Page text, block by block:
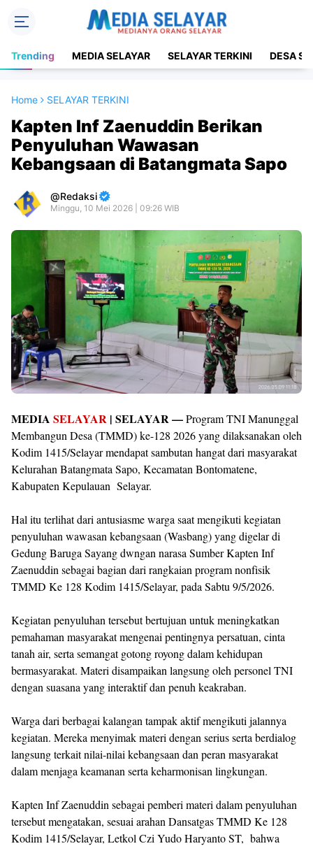
Trending MEDIA SELAYAR SELAYAR TERKINI DESA
Home SELAYAR TERKINI
Kapten Inf Zaenuddin Berikan
Penyuluhan Wawasan
Kebangsaan di Batangmata Sapo
Redaksi
Minggu, 10 Mei 2026 | 09:26 WIB
MEDIA SELAYAR | SELAYAR —Program TNI Manunggal
Membangun Desa (TMMD) ke-128 2026 yang dilaksanakan oleh
Kodim 1415/Selayar mendapat sambutan hangat dari masyarakat
Kelurahan Batangmata Sapo, Kecamatan Bontomatene,
Kabupaten Kepulauan Selayar.
Hal itu terlihat dari antusiasme warga saat mengikuti kegiatan
penyuluhan wawasan kebangsaan (Wasbang) yang digelar di
Gedung Baruga Sayang dwngan narasa Sumber Kapten Inf
Zaenuddin sebagai bagian dari rangkaian program nonfisik
TMMD Ke 128 Kodim 1415/Selayar, pada Sabtu 9/5/2026.
Kegiatan penyuluhan tersebut bertujuan untuk meningkatkan
pemahaman masyarakat mengenai pentingnya persatuan, cinta
tanah air, serta semangat gotong royong dalam kehidupan
bermasyarakat. Materi disampaikan langsung oleh personel TNI
dengan suasana yang interaktif dan penuh keakraban.
Warga dari berbagai kalangan tampak aktif mengikuti jalannya
kegiatan. Mereka menyimak materi dengan serius serta berdialog
langsung terkait nilai-nilai kebangsaan dan peran masyarakat
dalam menjaga keamanan serta keharmonisan lingkungan.
Kapten Inf Zaenuddin sebagai pemberi materi dalam penyuluhan
tersebut mengatakan, sesuai arahan Dansatgas TMMD Ke 128
Kodim 1415/Selayar, Letkol Czi Yudo Haryanto ST, bahwa